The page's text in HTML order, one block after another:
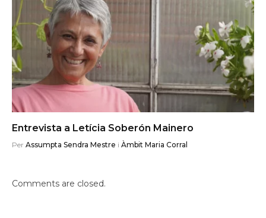
Entrevista a Letícia Soberón Mainero
Per Assumpta Sendra Mestre i Àmbit Maria Corral
Comments are closed.